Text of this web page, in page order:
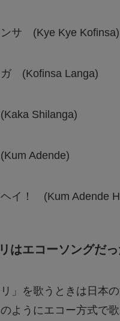
サ (Kye Kye
(Kofinsa Langa)
Shilanga)
Adende)
イ！ (Kum Adende
はエコーソングだっ
」を歌うときは日本
ようにエコー方式で